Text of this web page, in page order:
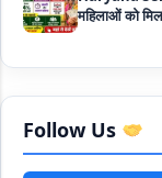
Bakri
योजना के फॉर्म
तक का लोन
Follow Us